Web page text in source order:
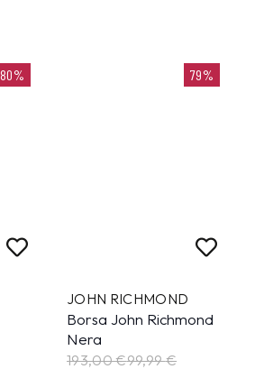
80% 79%
JOHN RICHMOND
Borsa John Richmond
Nera
193,00 €99,99€